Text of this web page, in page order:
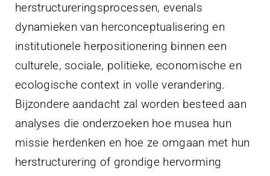
herstructureringsprocessen, evenals
dynamieken van herconceptualisering en
institutionele herpositionering binnen een
culturele, sociale, politieke, economische en
ecologische context in volle verandering.
Bijzondere aandacht zal worden besteed aan
analyses die onderzoeken hoe musea hun
missie herdenken en hoe ze omgaan met hun
herstructurering of grondige hervorming